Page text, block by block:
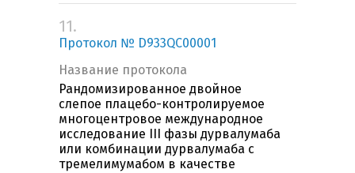
11.
Протокол № D933QC00001
Название протокола
Рандомизированное двойное
слепое плацебо-контролируемое
многоцентровое международное
исследование III фазы дурвалумаба
или комбинации дурвалумаба с
тремелимумабом в качестве